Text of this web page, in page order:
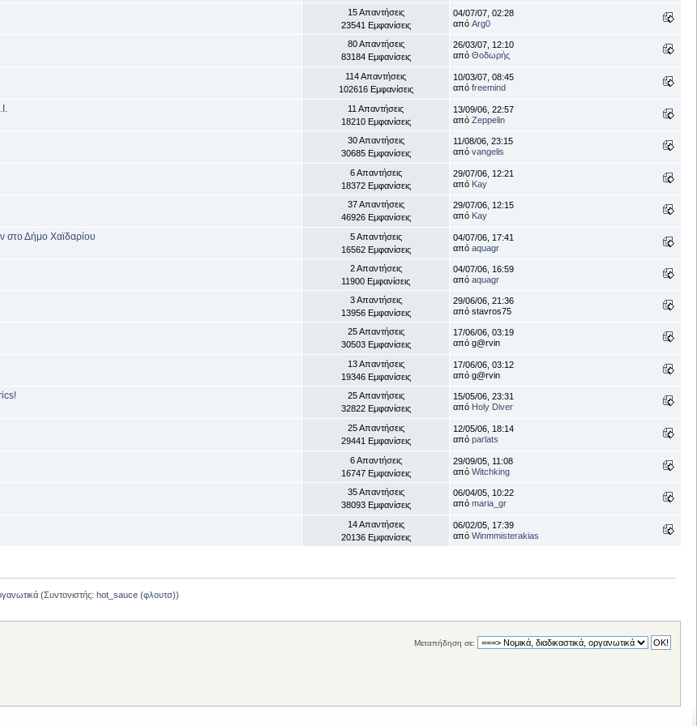
15 Απαντήσεις
23541 Εμφανίσεις
04/07/07, 02:28
από Arg0
80 Απαντήσεις
83184 Εμφανίσεις
26/03/07, 12:10
από Θοδωρής
114 Απαντήσεις
102616 Εμφανίσεις
10/03/07, 08:45
από freemind
11 Απαντήσεις
18210 Εμφανίσεις
13/09/06, 22:57
από Zeppelin
30 Απαντήσεις
30685 Εμφανίσεις
11/08/06, 23:15
από vangelis
6 Απαντήσεις
18372 Εμφανίσεις
29/07/06, 12:21
από Kay
37 Απαντήσεις
46926 Εμφανίσεις
29/07/06, 12:15
από Kay
στο Δήμο Χαϊδαρίου
5 Απαντήσεις
16562 Εμφανίσεις
04/07/06, 17:41
από aquagr
2 Απαντήσεις
11900 Εμφανίσεις
04/07/06, 16:59
από aquagr
3 Απαντήσεις
13956 Εμφανίσεις
29/06/06, 21:36
από stavros75
25 Απαντήσεις
30503 Εμφανίσεις
17/06/06, 03:19
από g@rvin
13 Απαντήσεις
19346 Εμφανίσεις
17/06/06, 03:12
από g@rvin
25 Απαντήσεις
32822 Εμφανίσεις
15/05/06, 23:31
από Holy Diver
25 Απαντήσεις
29441 Εμφανίσεις
12/05/06, 18:14
από parlats
6 Απαντήσεις
16747 Εμφανίσεις
29/09/05, 11:08
από Witchking
35 Απαντήσεις
38093 Εμφανίσεις
06/04/05, 10:22
από maria_gr
14 Απαντήσεις
20136 Εμφανίσεις
06/02/05, 17:39
από Winmmisterakias
(Συντονιστής:hot_sauce (φλουτσ))
Μεταπήδηση σε: